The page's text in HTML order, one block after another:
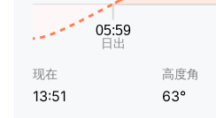
现在
13:51
高度角
63°